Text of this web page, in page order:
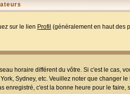
sur le lien Profil (généralement en haut des
horaire différent du vôtre. Si c'est le cas,
Sydney, etc. Veuillez noter que changer
enregistré, c'est la bonne heure pour le faire,